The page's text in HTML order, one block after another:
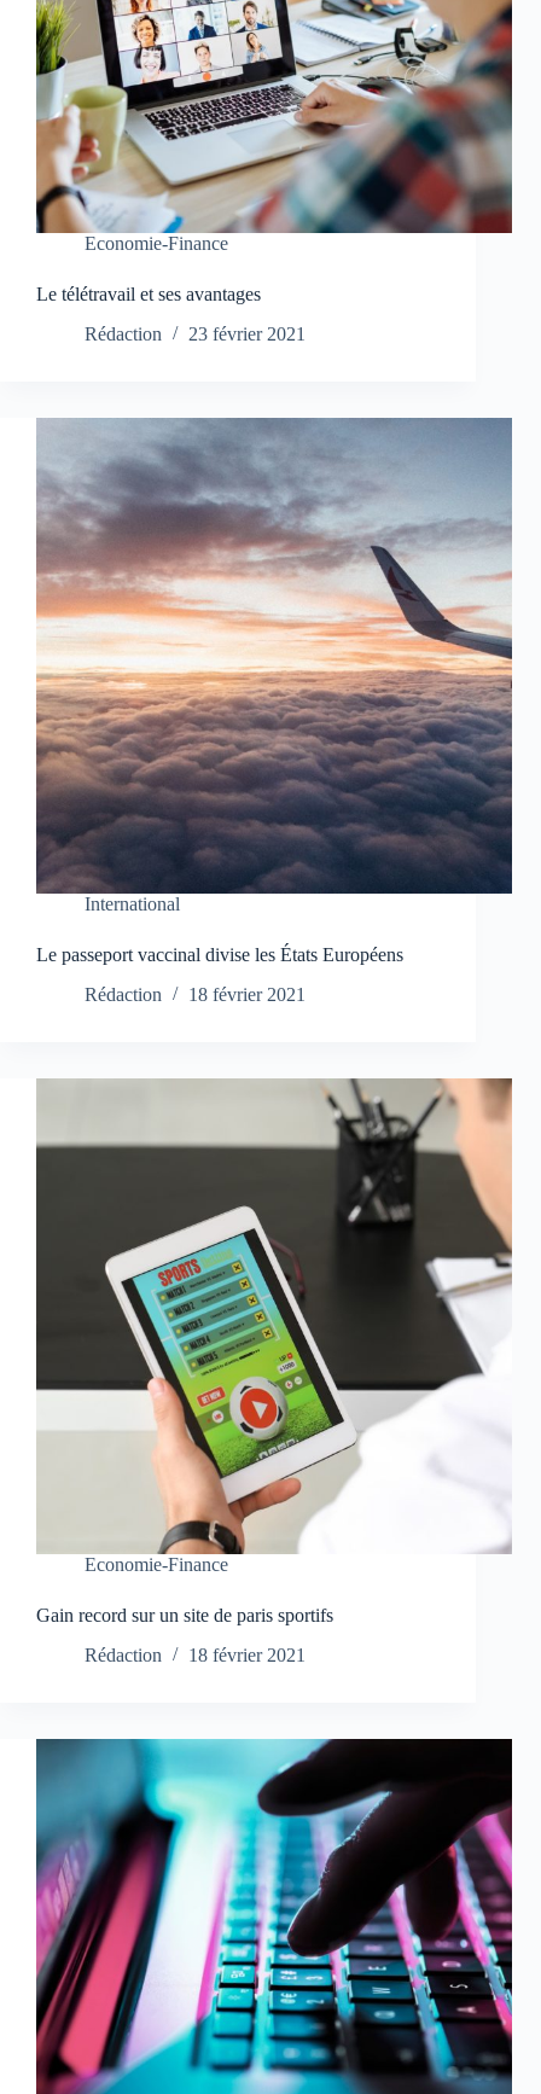
Economie-Finance
Le télétravail et ses avantages
Rédaction
23 février 2021
International
Le passeport vaccinal divise les États Européens
Rédaction
18 février 2021
Economie-Finance
Gain record sur un site de paris sportifs
Rédaction
18 février 2021